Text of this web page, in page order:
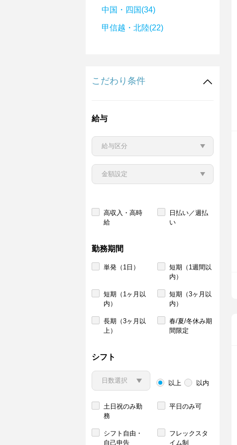
中国・四国(34)
甲信越・北陸(22)
こだわり条件
給与
高収入・高時
給
日払い／週払
い
勤務期間
単発（1日）
短期（1週間以
内）
短期（1ヶ月以
内）
短期（3ヶ月以
内）
長期（3ヶ月以
上）
春/夏/冬休み期
間限定
シフト
以上 以内
土日祝のみ勤
務
平日のみ可
シフト自由・
自己申告
フレックスタ
イム制